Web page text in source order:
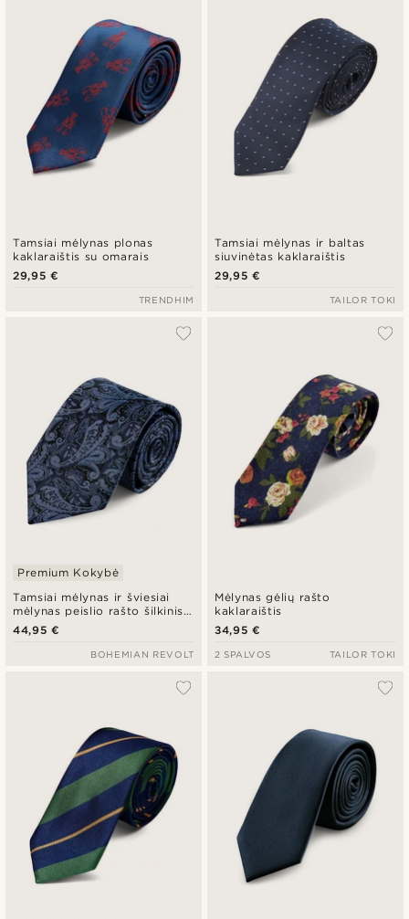
Tamsiai mėlynas plonas
kaklaraištis su omarais
29,95 €
TRENDHIM
Tamsiai mėlynas ir baltas
siuvinėtas kaklaraištis
29,95 €
TAILOR TOKI
Tamsiai mėlynas ir šviesiai
mėlynas peislio rašto šilkinis
kaklaraištis | 8 cm
Premium Kokybė
44,95 €
BOHEMIAN REVOLT
Mėlynas gėlių rašto
kaklaraištis
34,95 €
2 SPALVOS TAILOR TOKI